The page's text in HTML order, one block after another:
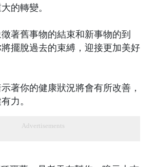
的轉變。
著舊事物的結束和新事物的到
擺脫過去的束縛，迎接更加美好
著你的健康狀況將會有所改善，
力。
Advertisements